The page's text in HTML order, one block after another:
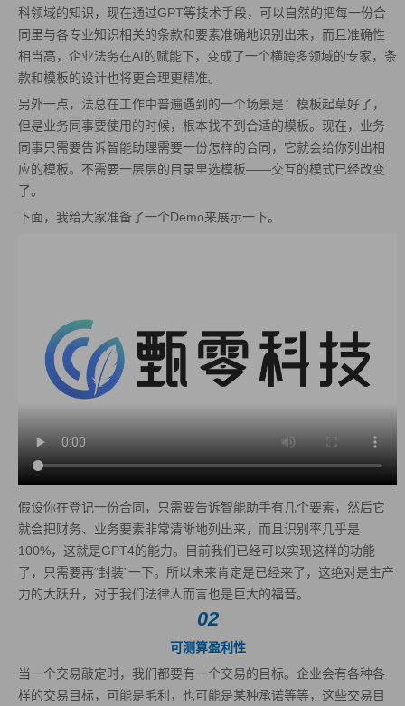
科领域的知识，现在通过GPT等技术手段，可以自然的把每一份合
同里与各专业知识相关的条款和要素准确地识别出来，而且准确性
相当高，企业法务在AI的赋能下，变成了一个横跨多领域的专家，条
款和模板的设计也将更合理更精准。
另外一点，法总在工作中普遍遇到的一个场景是：模板起草好了，
但是业务同事要使用的时候，根本找不到合适的模板。现在，业务
同事只需要告诉智能助理需要一份怎样的合同，它就会给你列出相
应的模板。不需要一层层的目录里选模板——交互的模式已经改变
了。
下面，我给大家准备了一个Demo来展示一下。
假设你在登记一份合同，只需要告诉智能助手有几个要素，然后它
就会把财务、业务要素非常清晰地列出来，而且识别率几乎是
100%，这就是GPT4的能力。目前我们已经可以实现这样的功能
了，只需要再“封装”一下。所以未来肯定是已经来了，这绝对是生产
力的大跃升，对于我们法律人而言也是巨大的福音。
02
可测算盈利性
当一个交易敲定时，我们都要有一个交易的目标。企业会有各种各
样的交易目标，可能是毛利，也可能是某种承诺等等，这些交易目